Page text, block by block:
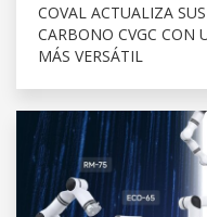
COVAL ACTUALIZA
CARBONO CVGC CON
MÁS VERSÁTIL